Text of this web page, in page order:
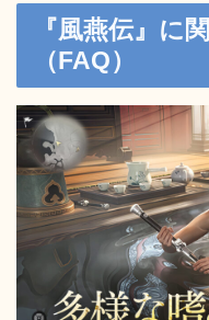
『風燕伝』に
（FAQ）